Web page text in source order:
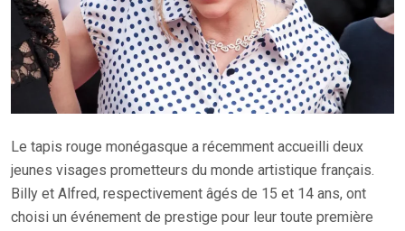
Le tapis rouge monégasque a récemment accueilli deux
jeunes visages prometteurs du monde artistique français.
Billy et Alfred, respectivement âgés de 15 et 14 ans, ont
choisi un événement de prestige pour leur toute première